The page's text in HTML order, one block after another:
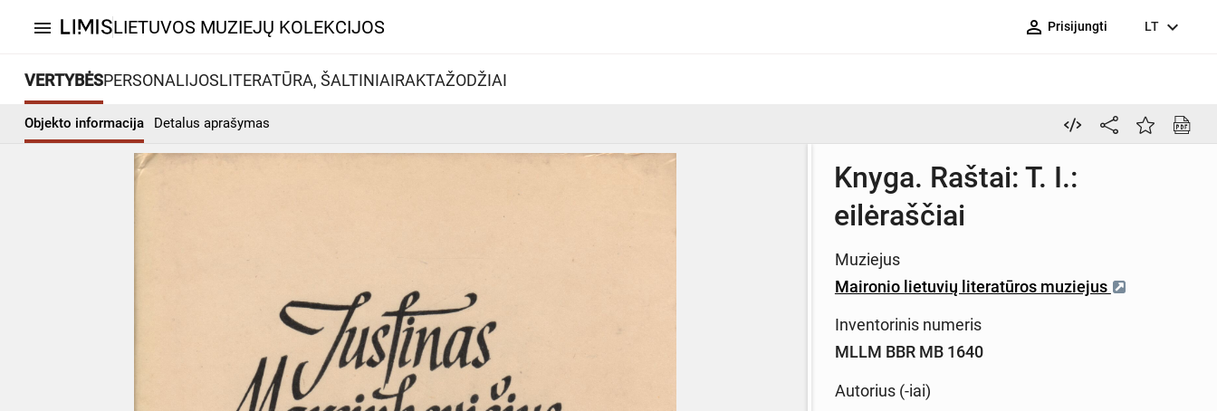
menu LIETUVOS MUZIEJŲ KOLEKCIJOS person_outline Prisijungti LT expand_more
VERTYBĖSPERSONALIJOSLITERATŪRA, ŠALTINIAIRAKTAŽODŽIAI
Objekto informacija Detalus aprašymas
Knyga. Raštai: T. I.:
eilėraščiai
Muziejus
Maironio lietuvių literatūros muziejus
Inventorinis numeris
MLLM BBR MB 1640
Autorius (-iai)